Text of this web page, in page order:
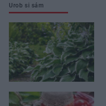
Urob si sám